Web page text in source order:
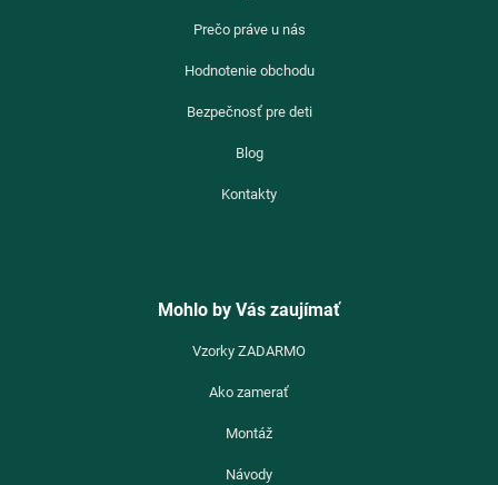
Prečo práve u nás
Hodnotenie obchodu
Bezpečnosť pre deti
Blog
Kontakty
Mohlo by Vás zaujímať
Vzorky ZADARMO
Ako zamerať
Montáž
Návody